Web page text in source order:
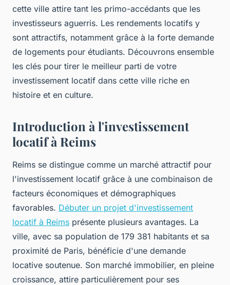
cette ville attire tant les primo-accédants que les
investisseurs aguerris. Les rendements locatifs y
sont attractifs, notamment grâce à la forte demande
de logements pour étudiants. Découvrons ensemble
les clés pour tirer le meilleur parti de votre
investissement locatif dans cette ville riche en
histoire et en culture.
Introduction à l'investissement
locatif à Reims
Reims se distingue comme un marché attractif pour
l'investissement locatif grâce à une combinaison de
facteurs économiques et démographiques
favorables. Débuter un projet d'investissement
locatif à Reims présente plusieurs avantages. La
ville, avec sa population de 179 381 habitants et sa
proximité de Paris, bénéficie d'une demande
locative soutenue. Son marché immobilier, en pleine
croissance, attire particulièrement pour ses